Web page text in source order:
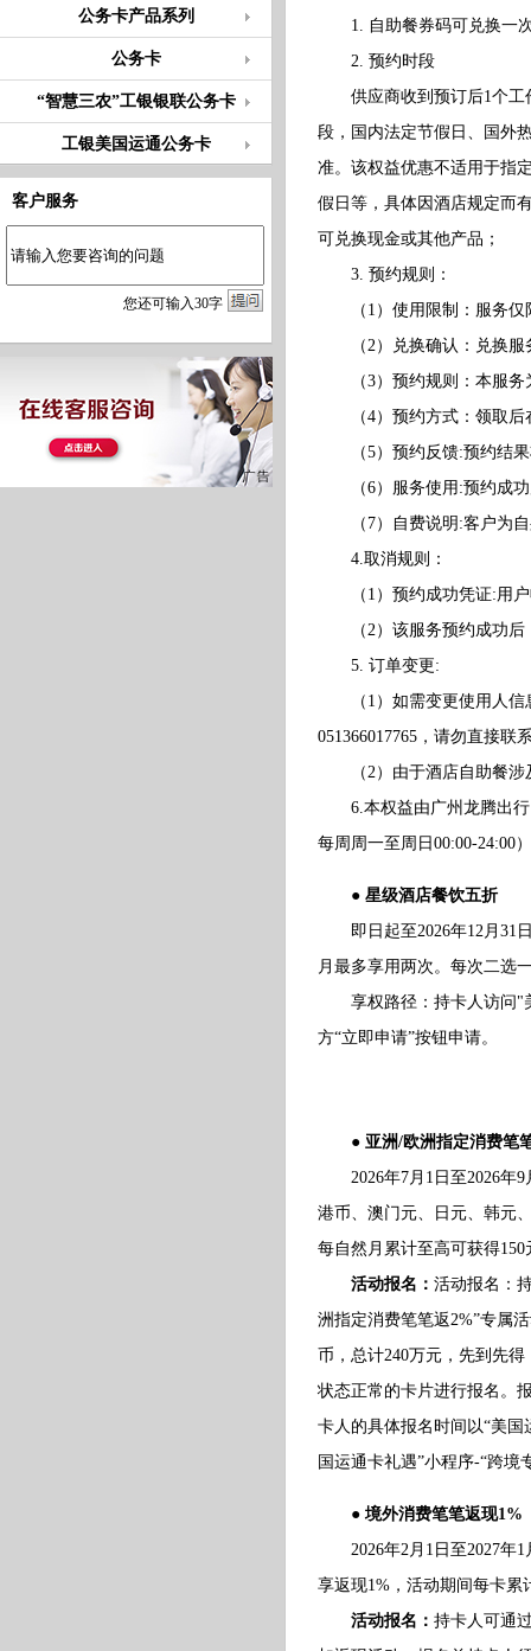
公务卡产品系列
公务卡
“智慧三农”工银银联公务卡
工银美国运通公务卡
客户服务
您还可输入30字
1. 自助餐券码可兑换一次
2. 预约时段
供应商收到预订后1个工
段，国内法定节假日、国外
准。该权益优惠不适用于指
假日等，具体因酒店规定而
可兑换现金或其他产品；
3. 预约规则：
（1）使用限制：服务仅
（2）兑换确认：兑换服
（3）预约规则：本服务
（4）预约方式：领取后
（5）预约反馈:预约结果
（6）服务使用:预约成功
（7）自费说明:客户为自
4.取消规则：
（1）预约成功凭证:用户
（2）该服务预约成功后
5. 订单变更:
（1）如需变更使用人信
051366017765，请勿直接联
（2）由于酒店自助餐涉
6.本权益由广州龙腾出行
每周周一至周日00:00-24:00）
● 星级酒店餐饮五折
即日起至2026年12月31日
月最多享用两次。每次二选
享权路径：持卡人访问"美
方“立即申请”按钮申请。
● 亚洲/欧洲指定消费笔
2026年7月1日至2026年9
港币、澳门元、日元、韩元
每自然月累计至高可获得
活动报名： 活动报名：
洲指定消费笔笔返2%”专属
币，总计240万元，先到先
状态正常的卡片进行报名。
卡人的具体报名时间以“美
国运通卡礼遇”小程序-“跨境
● 境外消费笔笔返现1%
2026年2月1日至2027年1
享返现1%，活动期间每卡累
活动报名： 持卡人可通